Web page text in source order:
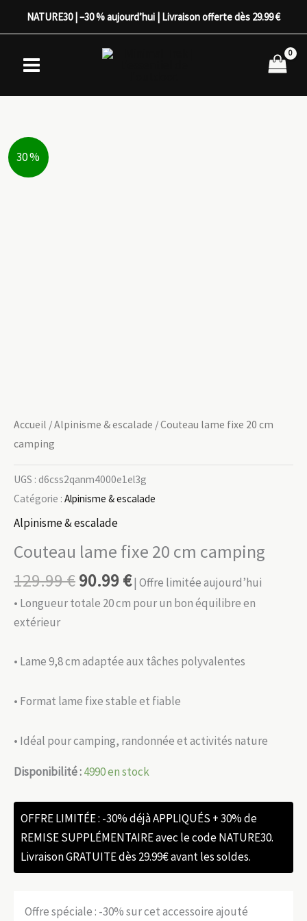
NATURE30 | –30 % aujourd’hui | Livraison offerte dès 29.99 €
30 %
Accueil /Alpinisme & escalade / Couteau lame fixe 20 cm
camping
UGS : d6css2qanm4000e1el3g
Catégorie : Alpinisme & escalade
Alpinisme & escalade
Couteau lame fixe 20 cm camping
129.99€90.99€| Offre limitée aujourd’hui
• Longueur totale 20 cm pour un bon équilibre en
extérieur
• Lame 9,8 cm adaptée aux tâches polyvalentes
• Format lame fixe stable et fiable
• Idéal pour camping, randonnée et activités nature
Disponibilité :4990 en stock
OFFRE LIMITÉE : -30% déjà APPLIQUÉS + 30% de
REMISE SUPPLÉMENTAIRE avec le code NATURE30.
Livraison GRATUITE dès 29.99€ avant les soldes.
Offre spéciale : -30% sur cet accessoire ajouté